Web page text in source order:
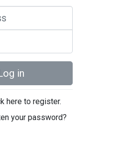
in
here to register.
your password?